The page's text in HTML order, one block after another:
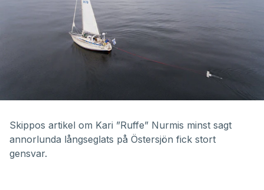
Skippos artikel om Kari ”Ruffe” Nurmis minst sagt
annorlunda långseglats på Östersjön fick stort
gensvar.